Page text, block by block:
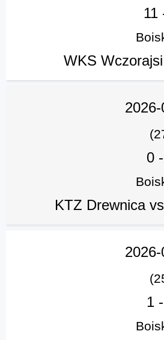
11
WKS
0 -
KTZ Drewnica
1 -